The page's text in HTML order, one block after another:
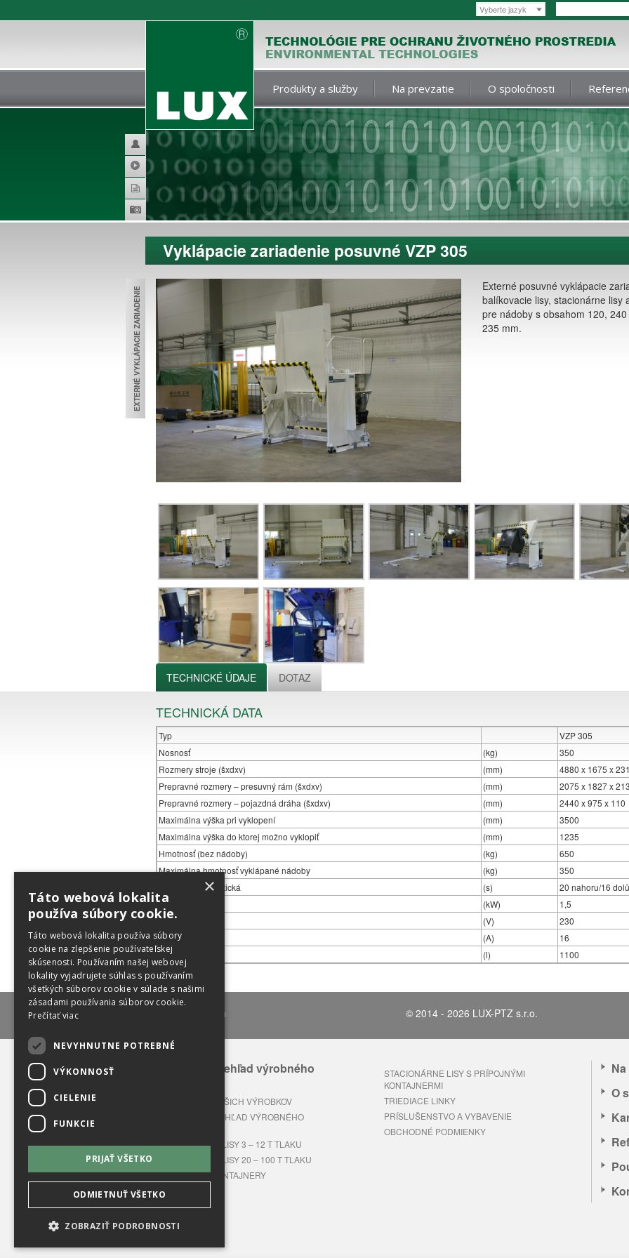
Vyberte jazyk
TECHNOLÓGIE PRE OCHRANU ŽIVOTNÉHO PROSTREDIA
ENVIRONMENTAL TECHNOLOGIES
Produkty a služby Na prevzatie O spoločnosti
Helpdesk
Video
Katalogy
Vyklápacie zariadenie posuvné VZP 305
EXTERNÉ VYKLÁPACIE ZARIADENIE
Externé posuvné vyklápacie
balíkovacie lisy, stacionárne lisy
pre nádoby s obsahom 120,
235 mm.
TECHNICKÉ ÚDAJE DOTAZ
TECHNICKÁ DATA
Typ
VZP 305
Nosnosť
(kg)
350
Rozmery stroje (šxdxv)
(mm)
4880 x 1675 x
Prepravné rozmery – presuvný rám (šxdxv)
(mm)
2075 x 1827 x
Prepravné rozmery – pojazdná dráha (šxdxv)
(mm)
2440 x 975 x 110
Maximálna výška pri vyklopení
(mm)
3500
Maximálna výška do ktorej možno vyklopiť
(mm)
1235
Hmotnosť (bez nádoby)
(kg)
650
Maximálna hmotnosť vyklápané nádoby
(kg)
350
Doba cyklu teoretická
(s)
20 nahoru/16 dolů
Príkon
(kW)
1,5
Napätie
(V)
230
Istenie
(A)
16
Nádoby
(l) 1100
lux@lux-sk.com © 2014 - 2026 LUX-PTZ s.r.o.
Celkový prehľad výrobného
APLIKÁCIA NAŠICH VÝROBKOV
CELKOVÝ PREHĽAD VÝROBNÉHO
BALÍKOVACIE LISY 3 – 12 T TLAKU
BALÍKOVACIE LISY 20 – 100 T TLAKU
LISOVACIE KONTAJNERY
STACIONÁRNE LISY S PRÍPOJNÝMI
KONTAJNERMI
TRIEDIACE LINKY
PRÍSLUŠENSTVO A VYBAVENIE
OBCHODNÉ PODMIENKY
O
×
Táto webová lokalita
používa súbory cookie.
Táto webová lokalita používa súbory
cookie na zlepšenie používateľskej
skúsenosti. Používaním našej webovej
lokality vyjadrujete súhlas s používaním
všetkých súborov cookie v súlade s našimi
zásadami používania súborov cookie.
Prečítať viac
NEVYHNUTNE POTREBNÉ
VÝKONNOSŤ
CIELENIE
FUNKCIE
PRIJAŤ VŠETKO
ODMIETNUŤ VŠETKO
ZOBRAZIŤ PODROBNOSTI